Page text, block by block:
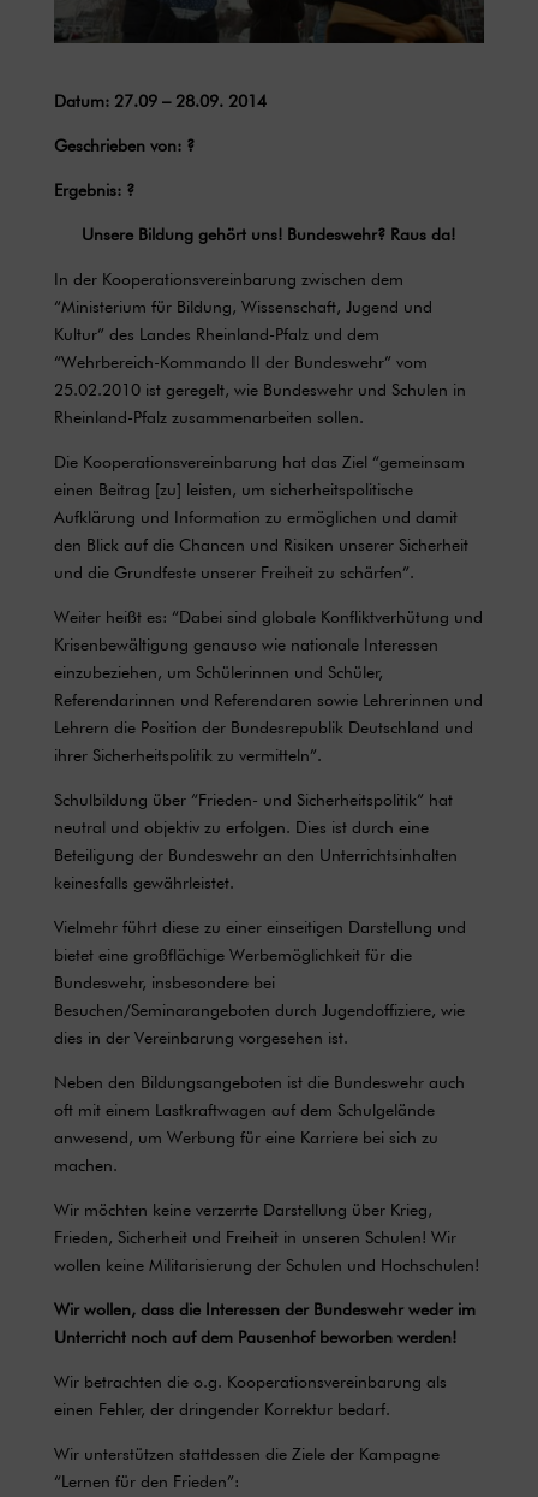
Datum: 27.09 – 28.09. 2014
Geschrieben von: ?
Ergebnis: ?
Unsere Bildung gehört uns! Bundeswehr? Raus da!
In der Kooperationsvereinbarung zwischen dem
“Ministerium für Bildung, Wissenschaft, Jugend und
Kultur” des Landes Rheinland-Pfalz und dem
“Wehrbereich-Kommando II der Bundeswehr” vom
25.02.2010 ist geregelt, wie Bundeswehr und Schulen in
Rheinland-Pfalz zusammenarbeiten sollen.
Die Kooperationsvereinbarung hat das Ziel “gemeinsam
einen Beitrag [zu] leisten, um sicherheitspolitische
Aufklärung und Information zu ermöglichen und damit
den Blick auf die Chancen und Risiken unserer Sicherheit
und die Grundfeste unserer Freiheit zu schärfen”.
Weiter heißt es: “Dabei sind globale Konfliktverhütung und
Krisenbewältigung genauso wie nationale Interessen
einzubeziehen, um Schülerinnen und Schüler,
Referendarinnen und Referendaren sowie Lehrerinnen und
Lehrern die Position der Bundesrepublik Deutschland und
ihrer Sicherheitspolitik zu vermitteln”.
Schulbildung über “Frieden- und Sicherheitspolitik” hat
neutral und objektiv zu erfolgen. Dies ist durch eine
Beteiligung der Bundeswehr an den Unterrichtsinhalten
keinesfalls gewährleistet.
Vielmehr führt diese zu einer einseitigen Darstellung und
bietet eine großflächige Werbemöglichkeit für die
Bundeswehr, insbesondere bei
Besuchen/Seminarangeboten durch Jugendoffiziere, wie
dies in der Vereinbarung vorgesehen ist.
Neben den Bildungsangeboten ist die Bundeswehr auch
oft mit einem Lastkraftwagen auf dem Schulgelände
anwesend, um Werbung für eine Karriere bei sich zu
machen.
Wir möchten keine verzerrte Darstellung über Krieg,
Frieden, Sicherheit und Freiheit in unseren Schulen! Wir
wollen keine Militarisierung der Schulen und Hochschulen!
Wir wollen, dass die Interessen der Bundeswehr weder im
Unterricht noch auf dem Pausenhof beworben werden!
Wir betrachten die o.g. Kooperationsvereinbarung als
einen Fehler, der dringender Korrektur bedarf.
Wir unterstützen stattdessen die Ziele der Kampagne
“Lernen für den Frieden”: